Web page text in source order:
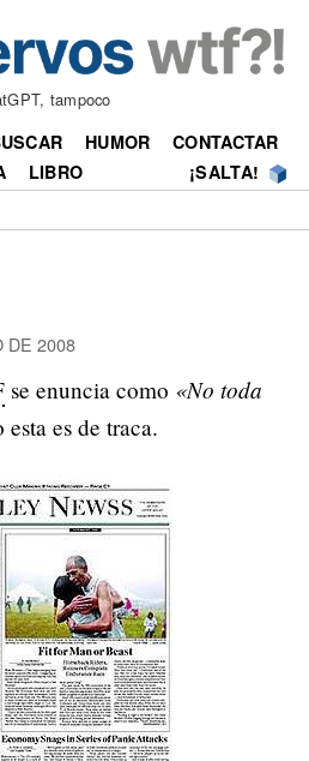
tampoco
HUMOR
CONTACTAR
LIBRO ¡SALTA!
DE 2008
se enuncia como «No toda
esta es de traca.